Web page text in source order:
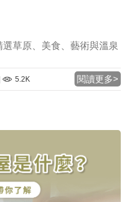
草原、美食、藝術與溫泉
5.2K 閱讀更多>